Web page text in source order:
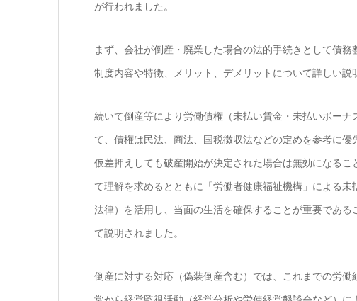
が行われました。
まず、会社が倒産・廃業した場合の法的手続きとして債
制度内容や特徴、メリット、デメリットについて詳しい説
続いて倒産等により労働債権（未払い賃金・未払いボー
て、債権は民法、商法、国税徴収法などの定めを参考に
仮差押えしても破産開始が決定された場合は無効になる
て理解を求めるとともに「労働者健康福祉機構」による
法律）を活用し、当面の生活を確保することが重要であ
て説明されました。
倒産に対する対応（偽装倒産含む）では、これまでの労